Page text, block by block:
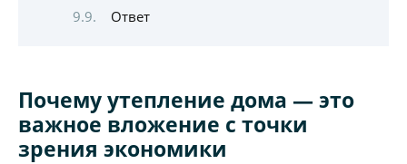
Ответ
Почему утепление дома — это
важное вложение с точки
зрения экономики